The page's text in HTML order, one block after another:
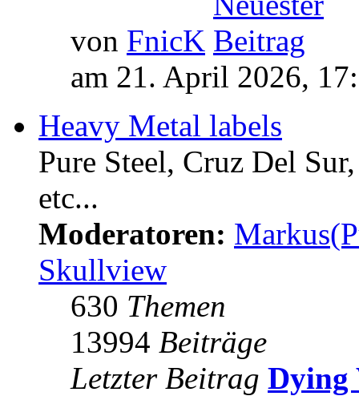
von FnicK
am 21. April 2026,
Heavy Metal labels
Pure Steel, Cruz Del
etc...
Moderatoren:
Skullview
630 Themen
13994 Beiträge
Letzter Beitrag Dying